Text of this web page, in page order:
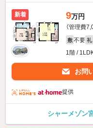
新着 9万円
（管理費
敷 不要 礼
1階 /
お問
提供
シャーメゾン